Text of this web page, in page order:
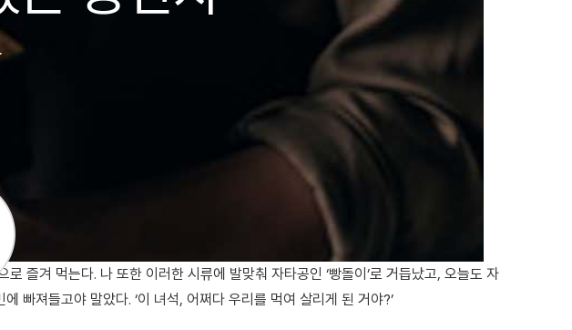
즐겨 먹는다. 나 또한 이러한 시류에 발맞춰 자타공인 ‘빵돌이’로 거듭났고, 오늘도 자
빠져들고야 말았다. ‘이 녀석, 어쩌다 우리를 먹여 살리게 된 거야?’